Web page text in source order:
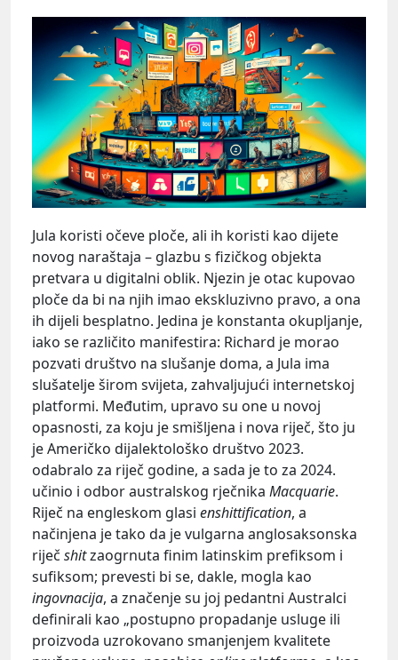
Jula koristi očeve ploče, ali ih koristi kao dijete
novog naraštaja – glazbu s fizičkog objekta
pretvara u digitalni oblik. Njezin je otac kupovao
ploče da bi na njih imao ekskluzivno pravo, a ona
ih dijeli besplatno. Jedina je konstanta okupljanje,
iako se različito manifestira: Richard je morao
pozvati društvo na slušanje doma, a Jula ima
slušatelje širom svijeta, zahvaljujući internetskoj
platformi. Međutim, upravo su one u novoj
opasnosti, za koju je smišljena i nova riječ, što ju
je Američko dijalektološko društvo 2023.
odabralo za riječ godine, a sada je to za 2024.
učinio i odbor australskog rječnika Macquarie.
Riječ na engleskom glasi enshittification, a
načinjena je tako da je vulgarna anglosaksonska
riječ shitzaogrnuta finim latinskim prefiksom i
sufiksom; prevesti bi se, dakle, mogla kao
ingovnacija, a značenje su joj pedantni Australci
definirali kao „postupno propadanje usluge ili
proizvoda uzrokovano smanjenjem kvalitete